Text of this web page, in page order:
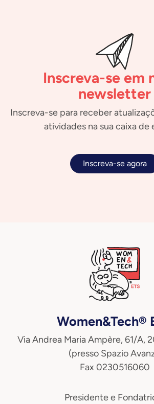
Inscreva-se em
newsletter
Inscreva-se para receber
atividades na sua caixa de
Inscreva-se agora
Women&Tech®
Via Andrea Maria Ampère, 61/A,
(presso Spazio
Fax 0230516060
Presidente e